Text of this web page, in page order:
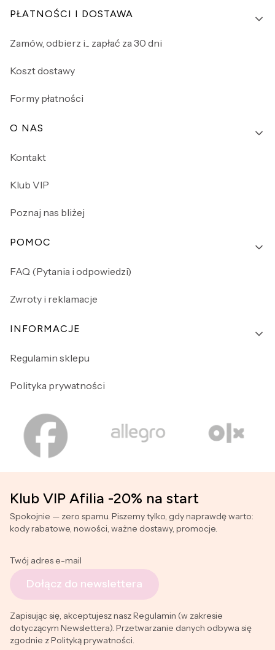
PŁATNOŚCI I DOSTAWA
Zamów, odbierz i... zapłać za 30 dni
Koszt dostawy
Formy płatności
O NAS
Kontakt
Klub VIP
Poznaj nas bliżej
POMOC
FAQ (Pytania i odpowiedzi)
Zwroty i reklamacje
INFORMACJE
Regulamin sklepu
Polityka prywatności
Klub VIP Afilia -20% na start
Spokojnie — zero spamu. Piszemy tylko, gdy naprawdę warto:
kody rabatowe, nowości, ważne dostawy, promocje.
Twój adres e-mail
Dołącz do newslettera
Zapisując się, akceptujesz nasz Regulamin (w zakresie
dotyczącym Newslettera). Przetwarzanie danych odbywa się
zgodnie z Polityką prywatności.